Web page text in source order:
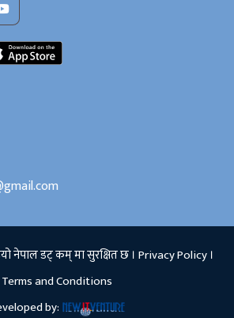
नेपाल डट् कम् मा सुरक्षित छ । Privacy Policy।
Terms and Conditions
by: